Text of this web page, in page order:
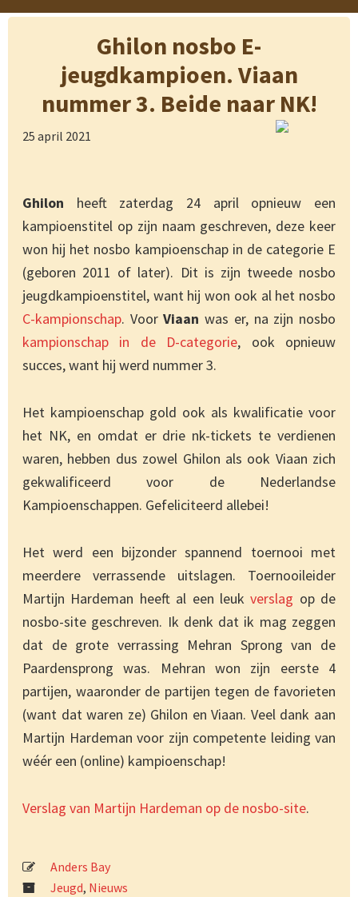
Ghilon nosbo E-
jeugdkampioen. Viaan
nummer 3. Beide naar NK!
25 april 2021
Ghilon heeft zaterdag 24 april opnieuw een
kampioenstitel op zijn naam geschreven, deze keer
won hij het nosbo kampioenschap in de categorie E
(geboren 2011 of later). Dit is zijn tweede nosbo
jeugdkampioenstitel, want hij won ook al het nosbo
C-kampionschap. VoorViaan was er, na zijn nosbo
kampionschap in de D-categorie, ook opnieuw
succes, want hij werd nummer 3.
Het kampioenschap gold ook als kwalificatie voor
het NK, en omdat er drie nk-tickets te verdienen
waren, hebben dus zowel Ghilon als ook Viaan zich
gekwalificeerd voor de Nederlandse
Kampioenschappen. Gefeliciteerd allebei!
Het werd een bijzonder spannend toernooi met
meerdere verrassende uitslagen. Toernooileider
Martijn Hardeman heeft al een leukverslag op de
nosbo-site geschreven. Ik denk dat ik mag zeggen
dat de grote verrassing Mehran Sprong van de
Paardensprong was. Mehran won zijn eerste 4
partijen, waaronder de partijen tegen de favorieten
(want dat waren ze) Ghilon en Viaan. Veel dank aan
Martijn Hardeman voor zijn competente leiding van
wéér een (online) kampioenschap!
Verslag van Martijn Hardeman op de nosbo-site.
Anders Bay
Jeugd, Nieuws